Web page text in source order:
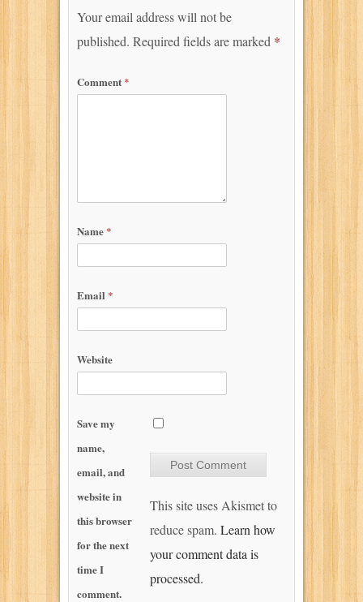
Your email address will not be
published. Required fields are marked *
Comment *
Name *
Email *
Website
Save my
name,
email, and
website in
this browser
for the next
time I
comment.
This site uses Akismet to
reduce spam. Learn how
your comment data is
processed.